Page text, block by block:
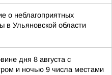
о неблагоприятных
в Ульяновской области
дня 8 августа с
и ночью 9 числа местами